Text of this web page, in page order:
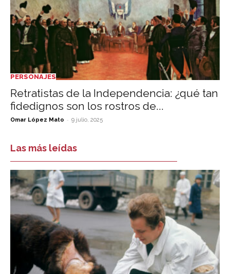
PERSONAJES
Retratistas de la Independencia: ¿qué tan
fidedignos son los rostros de...
Omar López Mato - 9 julio, 2025
Las más leídas